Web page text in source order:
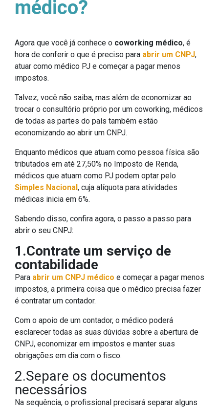
médico?
Agora que você já conhece o coworking médico, é
hora de conferir o que é preciso para abrir um CNPJ,
atuar como médico PJ e começar a pagar menos
impostos.
Talvez, você não saiba, mas além de economizar ao
trocar o consultório próprio por um coworking, médicos
de todas as partes do país também estão
economizando ao abrir um CNPJ.
Enquanto médicos que atuam como pessoa física são
tributados em até 27,50% no Imposto de Renda,
médicos que atuam como PJ podem optar pelo
Simples Nacional , cuja alíquota para atividades
médicas inicia em 6%.
Sabendo disso, confira agora, o passo a passo para
abrir o seu CNPJ:
1.Contrate um serviço de
contabilidade
Para abrir um CNPJ médico e começar a pagar menos
impostos, a primeira coisa que o médico precisa fazer
é contratar um contador.
Com o apoio de um contador, o médico poderá
esclarecer todas as suas dúvidas sobre a abertura de
CNPJ, economizar em impostos e manter suas
obrigações em dia com o fisco.
2.Separe os documentos
necessários
Na sequência, o profissional precisará separar alguns